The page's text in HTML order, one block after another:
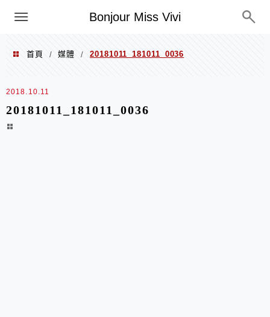
Bonjour Miss Vivi
選單
首頁 / 媒體 / 20181011_181011_0036
2018.10.11
20181011_181011_0036